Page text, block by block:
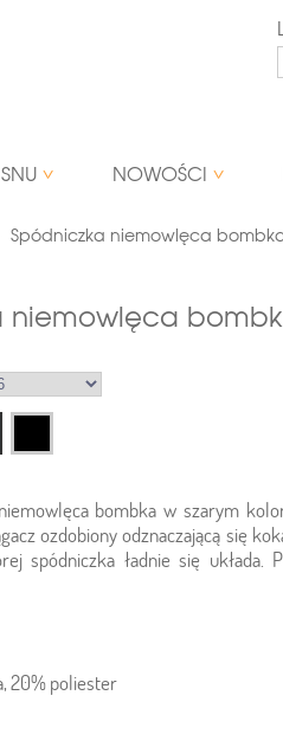
NOWOŚCI
Spódniczka niemowlęca
niemowlęca
bombka w szarym
ozdobiony odznaczającą się
spódniczka ładnie się układa.
20% poliester